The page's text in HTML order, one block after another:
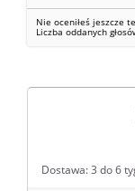
Nie oceniłeś jeszcze
Liczba oddanych
Dostawa: 3 do 6